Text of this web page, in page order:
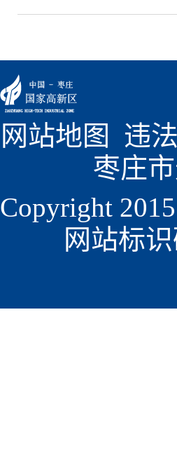
网站地图
违
枣庄
Copyright
网站标